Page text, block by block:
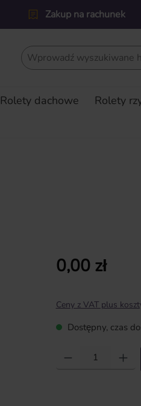
Zakup na rachunek
Rolety dachowe Rolety
Cena regularna:
0,00 zł
Ceny z VAT plus
Dostępny, czas
Ilość produktu: